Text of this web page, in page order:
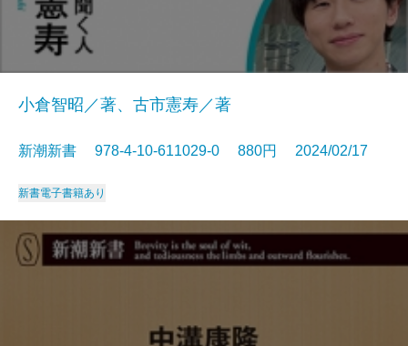
小倉智昭／著、古市憲寿／著
新潮新書 978-4-10-611029-0 880円 2024/02/17
新書電子書籍あり